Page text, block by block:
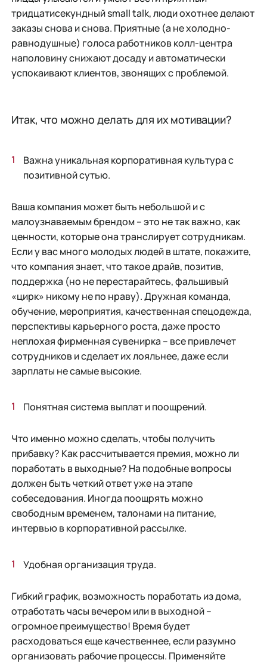
тридцатисекундный small talk, люди охотнее делают
заказы снова и снова. Приятные (а не холодно-
равнодушные) голоса работников колл-центра
наполовину снижают досаду и автоматически
успокаивают клиентов, звонящих с проблемой.
Итак, что можно делать для их мотивации?
Важна уникальная корпоративная культура с
позитивной сутью.
Ваша компания может быть небольшой и с
малоузнаваемым брендом – это не так важно, как
ценности, которые она транслирует сотрудникам.
Если у вас много молодых людей в штате, покажите,
что компания знает, что такое драйв, позитив,
поддержка (но не перестарайтесь, фальшивый
«цирк» никому не по нраву). Дружная команда,
обучение, мероприятия, качественная спецодежда,
перспективы карьерного роста, даже просто
неплохая фирменная сувенирка – все привлечет
сотрудников и сделает их лояльнее, даже если
зарплаты не самые высокие.
Понятная система выплат и поощрений.
Что именно можно сделать, чтобы получить
прибавку? Как рассчитывается премия, можно ли
поработать в выходные? На подобные вопросы
должен быть четкий ответ уже на этапе
собеседования. Иногда поощрять можно
свободным временем, талонами на питание,
интервью в корпоративной рассылке.
Удобная организация труда.
Гибкий график, возможность поработать из дома,
отработать часы вечером или в выходной –
огромное преимущество! Время будет
расходоваться еще качественнее, если разумно
организовать рабочие процессы. Применяйте